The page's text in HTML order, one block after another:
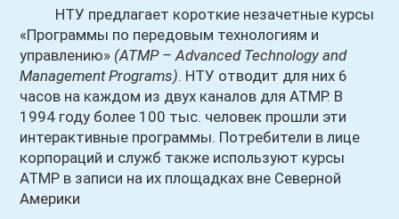
НТУ предлагает короткие незачетные курсы
«Программы по передовым технологиям и
управлению» (АТМР – Advanced Technology and
Management Programs). НТУ отводит для них 6
часов на каждом из двух каналов для АТМР. В
1994 году более 100 тыс. человек прошли эти
интерактивные программы. Потребители в лице
корпораций и служб также используют курсы
АТМР в записи на их площадках вне Северной
Америки